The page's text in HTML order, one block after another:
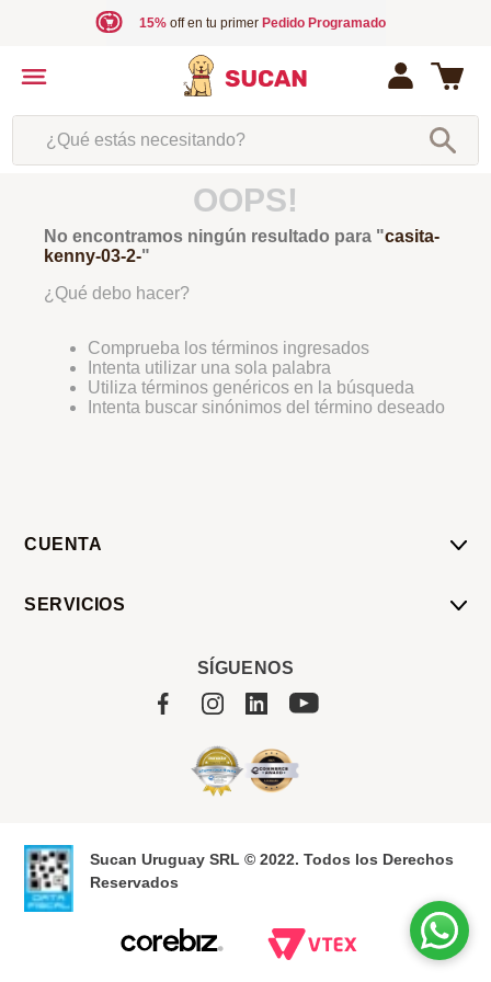
15%off en tu primer Pedido Programado
¿Qué estás necesitando?
OOPS!
No encontramos ningún resultado para "casita-
kenny-03-2-"
¿Qué debo hacer?
Comprueba los términos ingresados
Intenta utilizar una sola palabra
Utiliza términos genéricos en la búsqueda
Intenta buscar sinónimos del término deseado
CUENTA
SERVICIOS
SÍGUENOS
Sucan Uruguay SRL © 2022. Todos los Derechos
Reservados